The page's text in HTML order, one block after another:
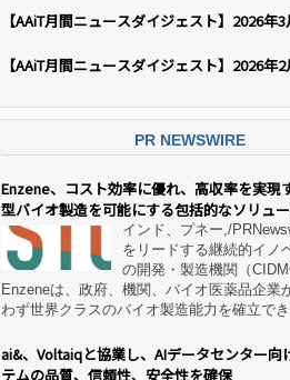
【AAiT月間ニュースダイジェスト】2026年
【AAiT月間ニュースダイジェスト】2026年
PR NEWSWIRE
Enzene、コスト効率に優れ、高収率を実現
型バイオ製造を可能にする包括的なソリュ
ト「NeX™」 をリリースインド、プネー,/
をリードする継続的イノ
の開発・製造機関（
Enzeneは、政府、機関、バイオ医薬品企業
わず世界クラスのバイオ製造能力を確立で
デル「NeX™」の立ち上げを発表しました
あるEnzeneX® fully‑connected continuous
ai&、Voltaiqと協業し、AIデータセンター向
テムの品質、信頼性、安全性を確保